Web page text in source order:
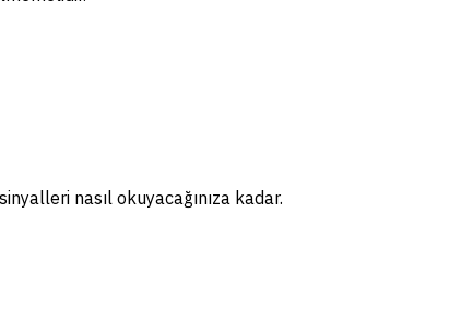
nasıl okuyacağınıza kadar.